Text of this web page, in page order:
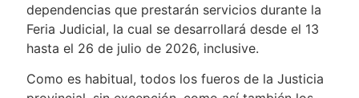
dependencias que prestarán servicios durante la
Feria Judicial, la cual se desarrollará desde el 13
hasta el 26 de julio de 2026, inclusive.
Como es habitual, todos los fueros de la Justicia